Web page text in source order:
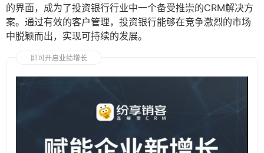
的界面，成为了投资银行行业中一个备受推崇的CRM解决方
案。通过有效的客户管理，投资银行能够在竞争激烈的市场
中脱颖而出，实现可持续的发展。
即可开启业绩增长